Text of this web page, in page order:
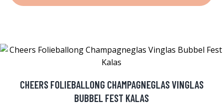
CHEERS FOLIEBALLONG CHAMPAGNEGLAS VINGLAS
BUBBEL FEST KALAS